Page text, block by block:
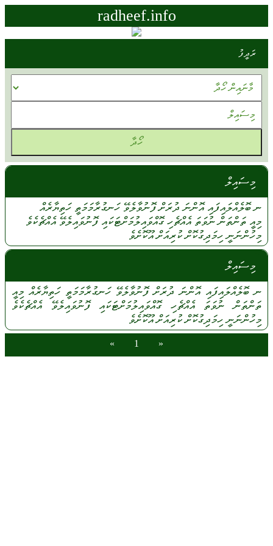
radheef.info
ރަދީފު
މިސައިލް
ނ ބޮލެއްލައިފައިއޮންނަދުރަށްފޮނުވާލެވޭހަނގުރާމަމަތީހަތިޔާރެއް
މިއީ ތަންތަންނުވަތައެއްޗެހިގޮއްވައިލުމަށްޓަކައިފޮނުވައިލެވޭއެއްޗެކެވެ
މިހުންނަނީހިމަދިގުކޮށްކުރިއަށްއޫކޮށެވެ
މިސައިލް
ނބޮލެއްލައިފައިއޮންނަ ދުރަށްފޮނުވާލެވޭހަނގުރާމަމަތީހަތިޔާރެއް މިއީ
ތަންތަން ނުވަތައެއްޗެހިގޮއްވައިލުމަށްޓަކައިފޮނުވައިލެވޭއެއްޗެކެވެ
މިހުންނަނީހިމަދިގުކޮށްކުރިއަށްއޫކޮށެވެ
«
1
»